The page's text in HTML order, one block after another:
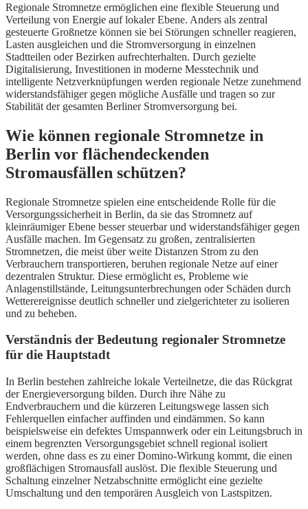
Regionale Stromnetze ermöglichen eine flexible Steuerung und
Verteilung von Energie auf lokaler Ebene. Anders als zentral
gesteuerte Großnetze können sie bei Störungen schneller reagieren,
Lasten ausgleichen und die Stromversorgung in einzelnen
Stadtteilen oder Bezirken aufrechterhalten. Durch gezielte
Digitalisierung, Investitionen in moderne Messtechnik und
intelligente Netzverknüpfungen werden regionale Netze zunehmend
widerstandsfähiger gegen mögliche Ausfälle und tragen so zur
Stabilität der gesamten Berliner Stromversorgung bei.
Wie können regionale Stromnetze in
Berlin vor flächendeckenden
Stromausfällen schützen?
Regionale Stromnetze spielen eine entscheidende Rolle für die
Versorgungssicherheit in Berlin, da sie das Stromnetz auf
kleinräumiger Ebene besser steuerbar und widerstandsfähiger gegen
Ausfälle machen. Im Gegensatz zu großen, zentralisierten
Stromnetzen, die meist über weite Distanzen Strom zu den
Verbrauchern transportieren, beruhen regionale Netze auf einer
dezentralen Struktur. Diese ermöglicht es, Probleme wie
Anlagenstillstände, Leitungsunterbrechungen oder Schäden durch
Wetterereignisse deutlich schneller und zielgerichteter zu isolieren
und zu beheben.
Verständnis der Bedeutung regionaler Stromnetze
für die Hauptstadt
In Berlin bestehen zahlreiche lokale Verteilnetze, die das Rückgrat
der Energieversorgung bilden. Durch ihre Nähe zu
Endverbrauchern und die kürzeren Leitungswege lassen sich
Fehlerquellen einfacher auffinden und eindämmen. So kann
beispielsweise ein defektes Umspannwerk oder ein Leitungsbruch in
einem begrenzten Versorgungsgebiet schnell regional isoliert
werden, ohne dass es zu einer Domino-Wirkung kommt, die einen
großflächigen Stromausfall auslöst. Die flexible Steuerung und
Schaltung einzelner Netzabschnitte ermöglicht eine gezielte
Umschaltung und den temporären Ausgleich von Lastspitzen.